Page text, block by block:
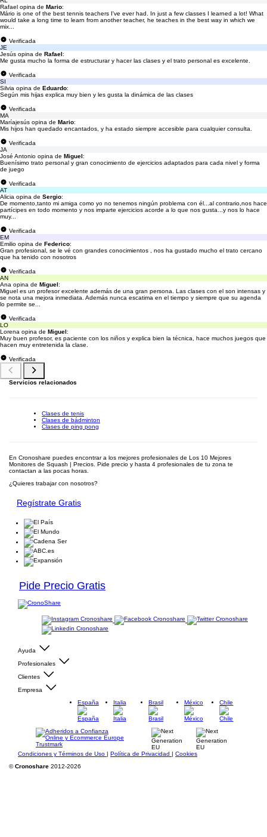
Rafael opina de Mario:
Mário is one of the best tennis teachers I've ever had. In just a few classes I learned a lot! What
would take a long time to learn from another teacher, he teaches in the best way in which we
mix...
Verificada
JE
Jesús opina de Rafael:
Me gusta mucho la forma de estructurar y hacer las clases y el trato personal es excelente.
Verificada
SI
Silvia opina de Eduardo:
Según mis hijas explica muy bien y les gusta la dinámica de las clases
Verificada
MA
Maríajesús opina de Mario:
Mis hijos han quedado encantados, y ha estado siempre accesible para cualquier consulta.
Verificada
JA
José Antonio opina de Miguel:
Buenísimo trato personal y gran conocimiento de ejercicios adaptados para cada nivel y forma
de juego
Verificada
AT
Alicia opina de Sergio:
De momento,tanto mi amiga como yo no tenemos ningún problema con él...al contrario,nos hace
partícipes en todo momento y nos imparte ejercicios acorde a lo que nos gusta...y nos lo hace
muy...
Verificada
EM
Emilio opina de Federico:
Gran profesional, se le vé con grandes conocimientos , nos ha gustado mucho el trato cercano
que ha tenido con nosotros
Verificada
AN
Ana opina de Miguel:
Miguel es un profesor excelente además de una gran persona. Las clases con el son intensas y
se nota una mejora inmediata. Además nunca escatima en el tiempo y siempre que su agenda
lo permite se...
Verificada
LO
Lorena opina de Miguel:
Muy buen profesor, es paciente con los niños y explica bien la técnica, hace muchos juegos que
hacen muy entretenida la clase.
Verificada
Servicios relacionados
Clases de tenis
Clases de bádminton
Clases de ping pong
En Cronoshare puedes encontrar a los mejores profesionales de Los 10 Mejores
Monitores de Squash | Precios. Pide precio y hasta 4 profesionales de tu zona te
contactan a las pocas horas.
¿Quieres trabajar con nosotros?
Regístrate Gratis
Pide Precio Gratis
Ayuda
Profesionales
Clientes
Empresa
España
Italia Brasil México Chile
Condiciones y Términos de Uso | Política de Privacidad | Cookies
©Cronoshare 2012-2026